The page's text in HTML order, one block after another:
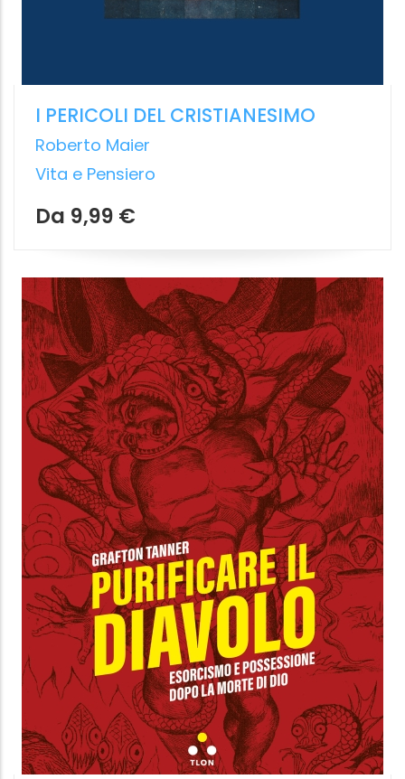
UN MONDO INCANTATO
Tarda antichità
Michael L. Satlow
19.99 €
LA FORZA DELLA LOGICA
Uscire dal caos con il dibattito tibetano
Eric Brinkman,Tiziana Losa